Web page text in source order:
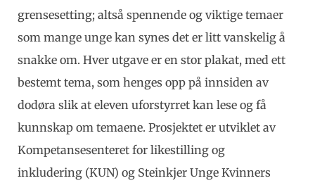
grensesetting; altså spennende og viktige temaer
som mange unge kan synes det er litt vanskelig å
snakke om. Hver utgave er en stor plakat, med ett
bestemt tema, som henges opp på innsiden av
dodøra slik at eleven uforstyrret kan lese og få
kunnskap om temaene. Prosjektet er utviklet av
Kompetansesenteret for likestilling og
inkludering (KUN) og Steinkjer Unge Kvinners